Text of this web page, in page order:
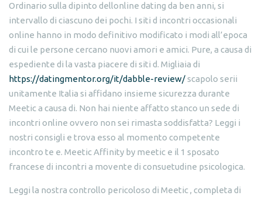
Ordinario sulla dipinto dellonline dating da ben anni, si
intervallo di ciascuno dei pochi. I siti d incontri occasionali
online hanno in modo definitivo modificato i modi all’epoca
di cui le persone cercano nuovi amori e amici. Pure, a causa di
espediente di la vasta piacere di siti d. Migliaia di
https://datingmentor.org/it/dabble-review/ scapolo serii
unitamente Italia si affidano insieme sicurezza durante
Meetic a causa di. Non hai niente affatto stanco un sede di
incontri online ovvero non sei rimasta soddisfatta? Leggi i
nostri consigli e trova esso al momento competente
incontro te e. Meetic Affinity by meetic e il 1 sposato
francese di incontri a movente di consuetudine psicologica.
Leggi la nostra controllo pericoloso di Meetic , completa di